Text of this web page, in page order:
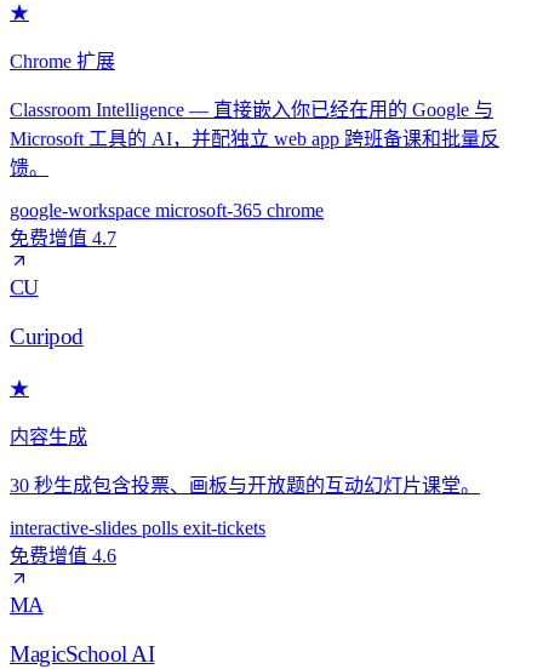
★
Chrome 扩展
Classroom Intelligence — 直接嵌入你已经在用的 Google 与
Microsoft 工具的 AI，并配独立 web app 跨班备课和批量反
馈。
google-workspace microsoft-365 chrome
免费增值 4.7
CU
Curipod
★
内容生成
30 秒生成包含投票、画板与开放题的互动幻灯片课堂。
interactive-slides polls exit-tickets
免费增值 4.6
MA
MagicSchool AI